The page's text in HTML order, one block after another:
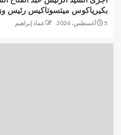
بكيرياكوس ميتسوتاكيس رئيس
5 أغسطس، 2026 عماد إبراهيم